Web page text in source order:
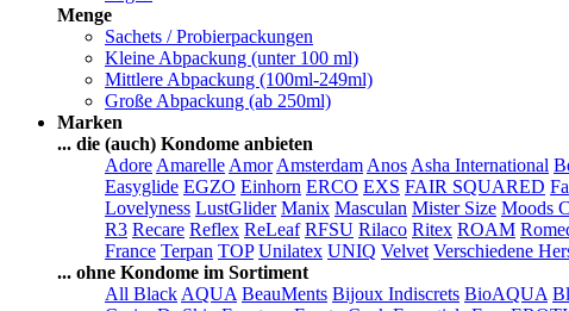
Menge
Sachets / Probierpackungen
Kleine Abpackung (unter 100 ml)
Mittlere Abpackung (100ml-249ml)
Große Abpackung (ab 250ml)
Marken
... die (auch) Kondome anbieten
Adore Amarelle Amor Amsterdam Anos Asha International
Easyglide EGZO Einhorn ERCO EXS FAIR SQUARED
Lovelyness LustGlider Manix Masculan Mister Size Moods
R3 Recare Reflex ReLeaf RFSU Rilaco Ritex ROAM
France Terpan TOP Unilatex UNIQ Velvet Verschiedene
... ohne Kondome im Sortiment
All Black AQUA BeauMents Bijoux Indiscrets BioAQUA